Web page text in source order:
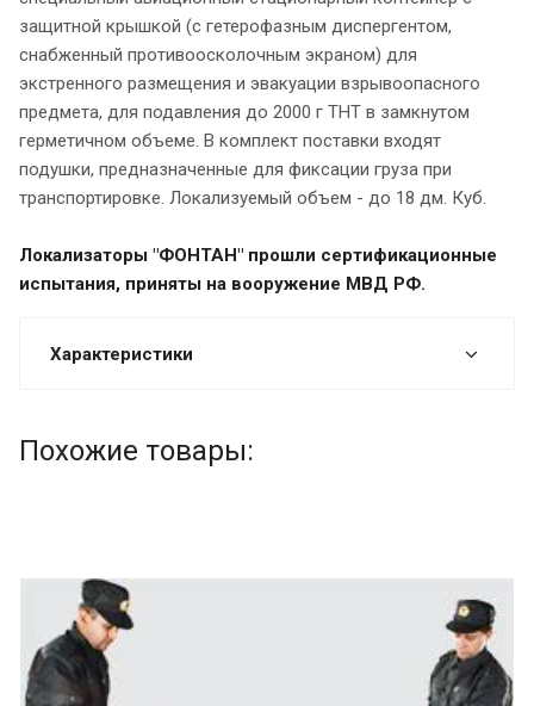
защитной крышкой (с гетерофазным диспергентом,
снабженный противоосколочным экраном) для
экстренного размещения и эвакуации взрывоопасного
предмета, для подавления до 2000 г ТНТ в замкнутом
герметичном объеме. В комплект поставки входят
подушки, предназначенные для фиксации груза при
транспортировке. Локализуемый объем - до 18 дм. Куб.
Локализаторы "ФОНТАН" прошли сертификационные
испытания, приняты на вооружение МВД РФ.
Характеристики
Похожие товары: